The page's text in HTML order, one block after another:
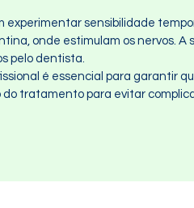
experimentar sensibilidade
onde estimulam os nervos.
pelo dentista.
é essencial para garantir
tratamento para evitar